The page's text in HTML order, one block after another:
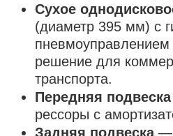
Сухое
(диаметр 395 мм) с
решение для
транспорта.
Передняя подвеска
рессоры с
Задняя подвеска—